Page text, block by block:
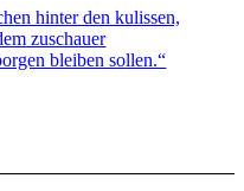
hinter den kulissen,
zuschauer
bleiben sollen.“